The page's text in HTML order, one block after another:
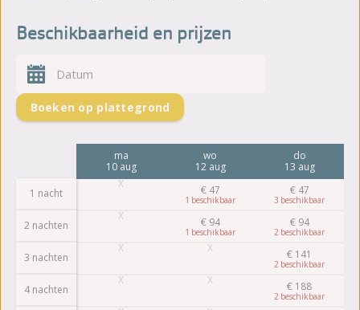
Beschikbaarheid en prijzen
Boeken op plattegrond
1 nacht
2 nachten
3 nachten
4 nachten
ma
10 aug
wo
12 aug
€ 47
1
€ 94
1
do
13 aug
€ 47
3
€ 94
2
€ 141
2
€ 188
2